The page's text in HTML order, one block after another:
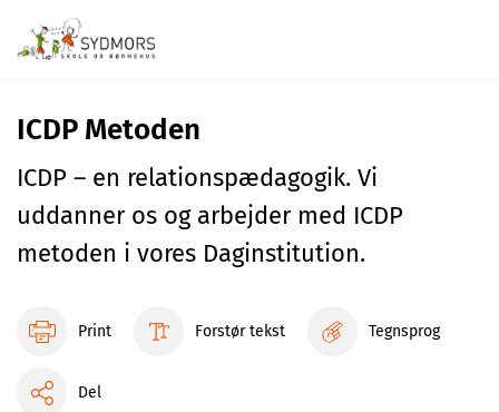
ICDP Metoden
ICDP – en relationspædagogik. Vi
uddanner os og arbejder med ICDP
metoden i vores Daginstitution.
Print Forstør tekst Tegnsprog
Del